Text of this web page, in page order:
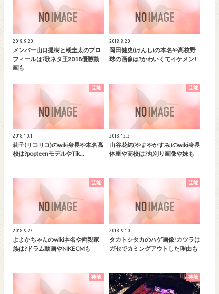
2018.9.20
メンバー山口提樹と潮圭太のプロ
フィールは?歌ネタ王2018優勝動
画も
2018.8.20
岡田健史(けんし)の本名や高校野
球の画像は?かわいくてイケメン!
芸能
2018.10.1
莉子(リコリコ)のwiki身長や本名高
校は?popteenモデルやTik…
芸能
2018.12.2
山谷花純(やまやかすみ)のwiki身長
体重や高校は?丸刈り画像や妹も
芸能
2018.9.27
よよかちゃんのwiki本名や両親家
族は?ドラム動画やNIKECMも
芸能
2018.9.10
タカトシタカのハゲ画像!カツラは
ガセでカミングアウトした理由も
芸能 芸能